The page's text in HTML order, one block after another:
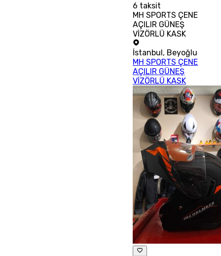
6 taksit
MH SPORTS ÇENE
AÇILIR GÜNEŞ
VİZÖRLÜ KASK
İstanbul, Beyoğlu
MH SPORTS ÇENE
AÇILIR GÜNEŞ
VİZÖRLÜ KASK